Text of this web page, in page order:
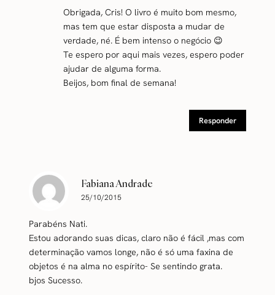
Obrigada, Cris! O livro é muito bom mesmo,
mas tem que estar disposta a mudar de
verdade, né. É bem intenso o negócio 😉
Te espero por aqui mais vezes, espero poder
ajudar de alguma forma.
Beijos, bom final de semana!
Responder
Fabiana Andrade
25/10/2015
Parabéns Nati.
Estou adorando suas dicas, claro não é fácil ,mas com
determinação vamos longe, não é só uma faxina de
objetos é na alma no espírito- Se sentindo grata.
bjos Sucesso.